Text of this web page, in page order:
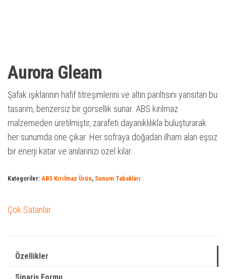
Aurora Gleam
Şafak ışıklarının hafif titreşimlerini ve altın parıltısını yansıtan bu
tasarım, benzersiz bir görsellik sunar. ABS kırılmaz
malzemeden üretilmiştir, zarafeti dayanıklılıkla buluşturarak
her sunumda öne çıkar. Her sofraya doğadan ilham alan eşsiz
bir enerji katar ve anılarınızı özel kılar.
Kategoriler: ABS Kırılmaz Ürün, Sunum Tabakları
Çok Satanlar
Özellikler